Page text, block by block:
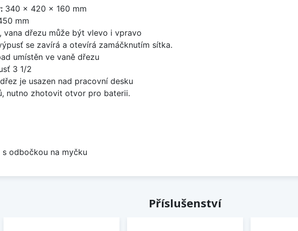
340 x 420 x 160 mm
mm
vana dřezu může být vlevo i vpravo
se zavírá a otevírá zamáčknutím sítka.
umístěn ve vaně dřezu
3 1/2
je usazen nad pracovní desku
nutno zhotovit otvor pro baterii.
odbočkou na myčku
Příslušenství